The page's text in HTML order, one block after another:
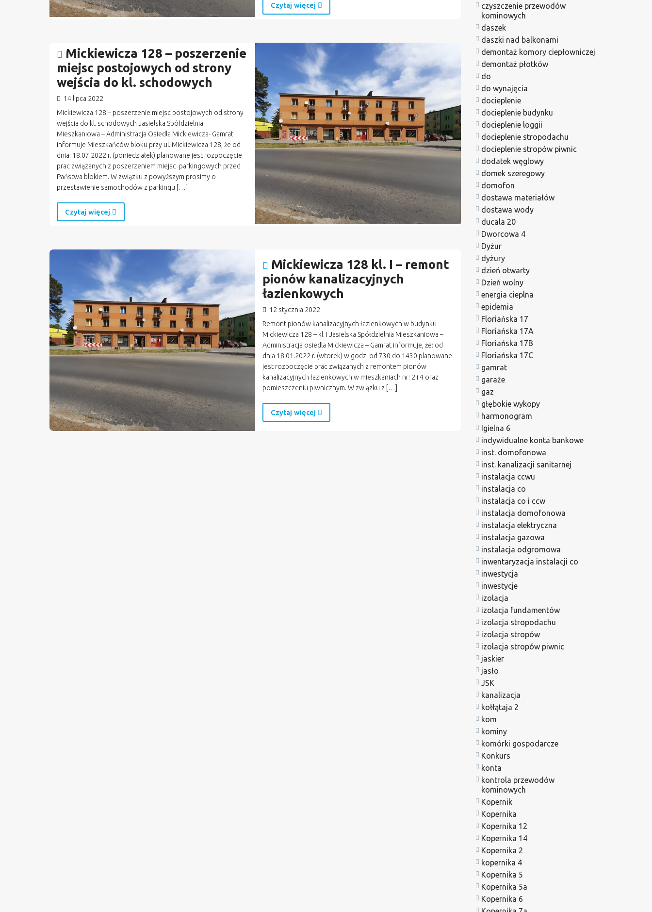
Czytaj więcej
Mickiewicza 128 – poszerzenie
miejsc postojowych od strony
wejścia do kl. schodowych
14 lipca 2022
Mickiewicza 128 – poszerzenie miejsc postojowych od strony
wejścia do kl. schodowych Jasielska Spółdzielnia
Mieszkaniowa – Administracja Osiedla Mickiewicza- Gamrat
informuje Mieszkańców bloku przy ul. Mickiewicza 128, że od
dnia: 18.07.2022 r. (poniedziałek) planowane jest rozpoczęcie
prac związanych z poszerzeniem miejsc parkingowych przed
Państwa blokiem. W związku z powyższym prosimy o
przestawienie samochodów z parkingu […]
Czytaj więcej
Mickiewicza 128 kl. I – remont
pionów kanalizacyjnych
łazienkowych
12 stycznia 2022
Remont pionów kanalizacyjnych łazienkowych w budynku
Mickiewicza 128 – kl. I Jasielska Spółdzielnia Mieszkaniowa –
Administracja osiedla Mickiewicza – Gamrat informuje, że: od
dnia 18.01.2022 r. (wtorek) w godz. od 730 do 1430 planowane
jest rozpoczęcie prac związanych z remontem pionów
kanalizacyjnych łazienkowych w mieszkaniach nr: 2 i 4 oraz
pomieszczeniu piwnicznym. W związku z […]
Czytaj więcej
czyszczenie przewodów
kominowych
daszek
daszki nad balkonami
demontaż komory ciepłowniczej
demontaż płotków
do
do wynajęcia
docieplenie
docieplenie budynku
docieplenie loggii
docieplenie stropodachu
docieplenie stropów piwnic
dodatek węglowy
domek szeregowy
domofon
dostawa materiałów
dostawa wody
ducala 20
Dworcowa 4
Dyżur
dyżury
dzień otwarty
Dzień wolny
energia cieplna
epidemia
Floriańska 17
Floriańska 17A
Floriańska 17B
Floriańska 17C
gamrat
garaże
gaz
głębokie wykopy
harmonogram
Igielna 6
indywidualne konta bankowe
inst. domofonowa
inst. kanalizacji sanitarnej
instalacja ccwu
instalacja co
instalacja co i ccw
instalacja domofonowa
instalacja elektryczna
instalacja gazowa
instalacja odgromowa
inwentaryzacja instalacji co
inwestycja
inwestycje
izolacja
izolacja fundamentów
izolacja stropodachu
izolacja stropów
izolacja stropów piwnic
jaskier
jasło
JSK
kanalizacja
kołłątaja 2
kom
kominy
komórki gospodarcze
Konkurs
konta
kontrola przewodów
kominowych
Kopernik
Kopernika
Kopernika 12
Kopernika 14
Kopernika 2
kopernika 4
Kopernika 5
Kopernika 5a
Kopernika 6